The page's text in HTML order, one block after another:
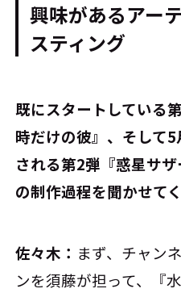
興味があるアー
スティング
――既にスタートしてい
時だけの彼』、そして
される第2弾『惑星サザ
の制作過程を聞かせてく
佐々木： まず、チャン
ンを須藤が担って、『